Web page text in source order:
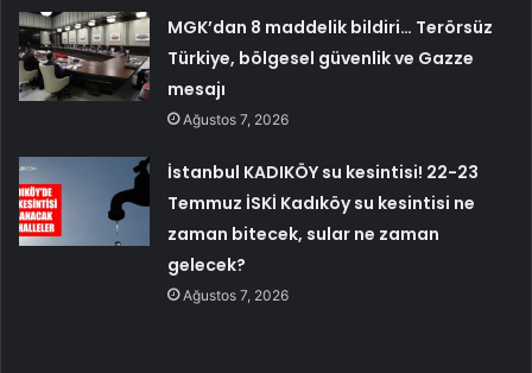
MGK’dan 8 maddelik bildiri… Terörsüz
Türkiye, bölgesel güvenlik ve Gazze
mesajı
Ağustos 7, 2026
İstanbul KADIKÖY su kesintisi! 22-23
Temmuz İSKİ Kadıköy su kesintisi ne
zaman bitecek, sular ne zaman
gelecek?
Ağustos 7, 2026